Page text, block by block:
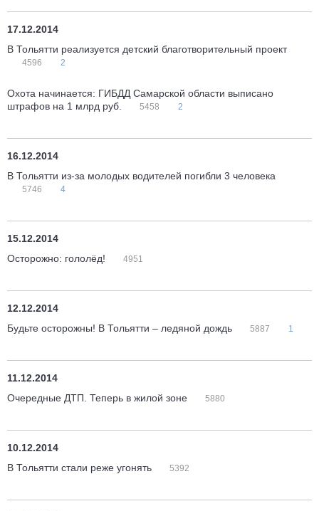
17.12.2014
В Тольятти реализуется детский благотворительный проект
4596 2
Охота начинается: ГИБДД Самарской области выписано
штрафов на 1 млрд руб.
5458 2
16.12.2014
В Тольятти из-за молодых водителей погибли 3 человека
5746 4
15.12.2014
Осторожно: гололёд!
4951
12.12.2014
Будьте осторожны! В Тольятти – ледяной дождь
5887 1
11.12.2014
Очередные ДТП. Теперь в жилой зоне
5880
10.12.2014
В Тольятти стали реже угонять
5392